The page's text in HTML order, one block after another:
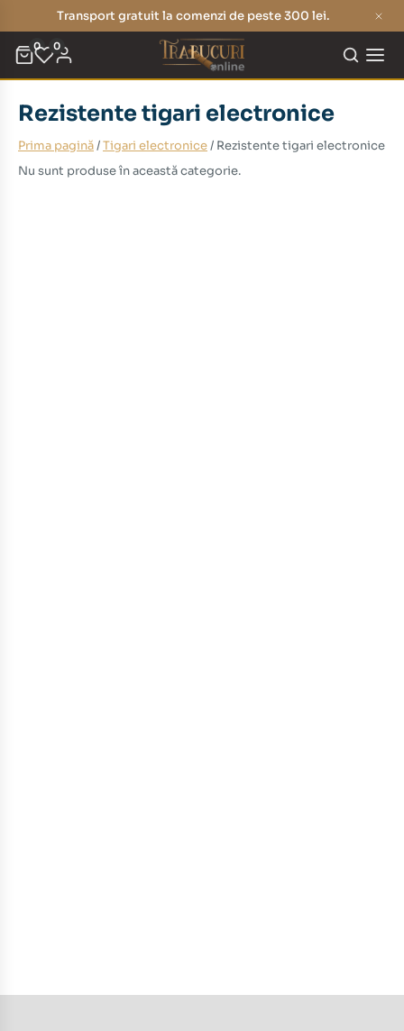
Transport gratuit la comenzi de peste 300 lei.
0 0
Rezistente tigari electronice
Prima pagină/Tigari electronice/ Rezistente tigari electronice
Nu sunt produse în această categorie.